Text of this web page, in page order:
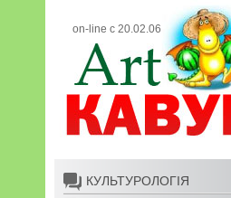
on-line с 20.02.06
КУЛЬТУРОЛОГІЯ